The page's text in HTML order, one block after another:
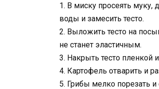
1. В миску просеять муку,
воды и замесить тесто.
2. Выложить тесто на
не станет эластичным.
3. Накрыть тесто пленкой
4. Картофель отварить и
5. Грибы мелко порезать